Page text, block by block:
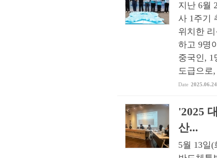
지난 6월
사 1주기
위치한
하고 9명
중국인, 1
도급으로
Date 2025.06.24
'2025
산...
5월 13일